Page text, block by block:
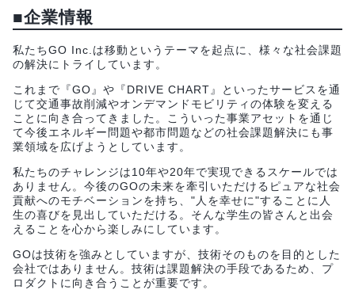
■企業情報
私たちGO Inc.は移動というテーマを起点に、様々な社会課題
の解決にトライしています。
これまで『GO』や『DRIVE CHART』といったサービスを通
じて交通事故削減やオンデマンドモビリティの体験を変える
ことに向き合ってきました。こういった事業アセットを通じ
て今後エネルギー問題や都市問題などの社会課題解決にも事
業領域を広げようとしています。
私たちのチャレンジは10年や20年で実現できるスケールでは
ありません。今後のGOの未来を牽引いただけるピュアな社会
貢献へのモチベーションを持ち、"人を幸せに"することに人
生の喜びを見出していただける。そんな学生の皆さんと出会
えることを心から楽しみにしています。
GOは技術を強みとしていますが、技術そのものを目的とした
会社ではありません。技術は課題解決の手段であるため、プ
ロダクトに向き合うことが重要です。